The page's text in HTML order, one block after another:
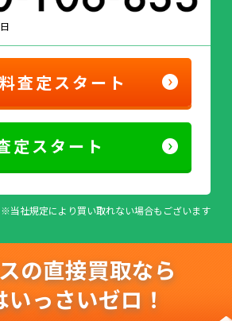
査定スタート
定スタート
※当社規定により買い取れない場合もございます
の直接買取なら
っさいゼロ！